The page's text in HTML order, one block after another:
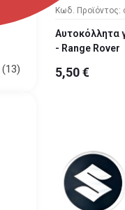
(13)
Κωδ. Προϊόντος:
Αυτοκόλλητα
- Range Rover
5,50 €